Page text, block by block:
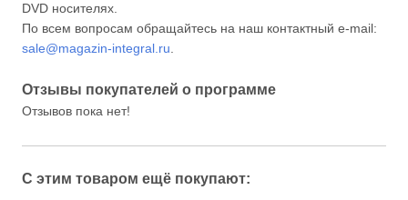
DVD носителях.
По всем вопросам обращайтесь на наш контактный e-mail:
sale@magazin-integral.ru.
Отзывы покупателей о программе
Отзывов пока нет!
С этим товаром ещё покупают: